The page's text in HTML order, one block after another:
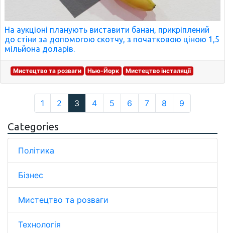
На аукціоні планують виставити банан, прикріплений
до стіни за допомогою скотчу, з початковою ціною 1,5
мільйона доларів.
Мистецтво та розваги Нью-Йорк Мистецтво інсталяції
1 2 3 4 5 6 7 8 9
Categories
Політика
Бізнес
Мистецтво та розваги
Технологія